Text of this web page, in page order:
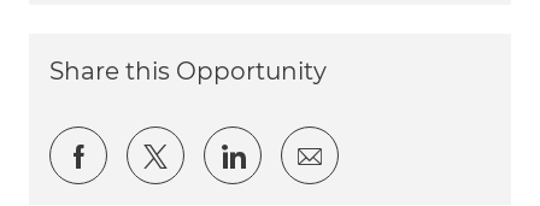
Share this Opportunity
Share via Facebook
Share via twitter
Share via LinkedIn
Share via email